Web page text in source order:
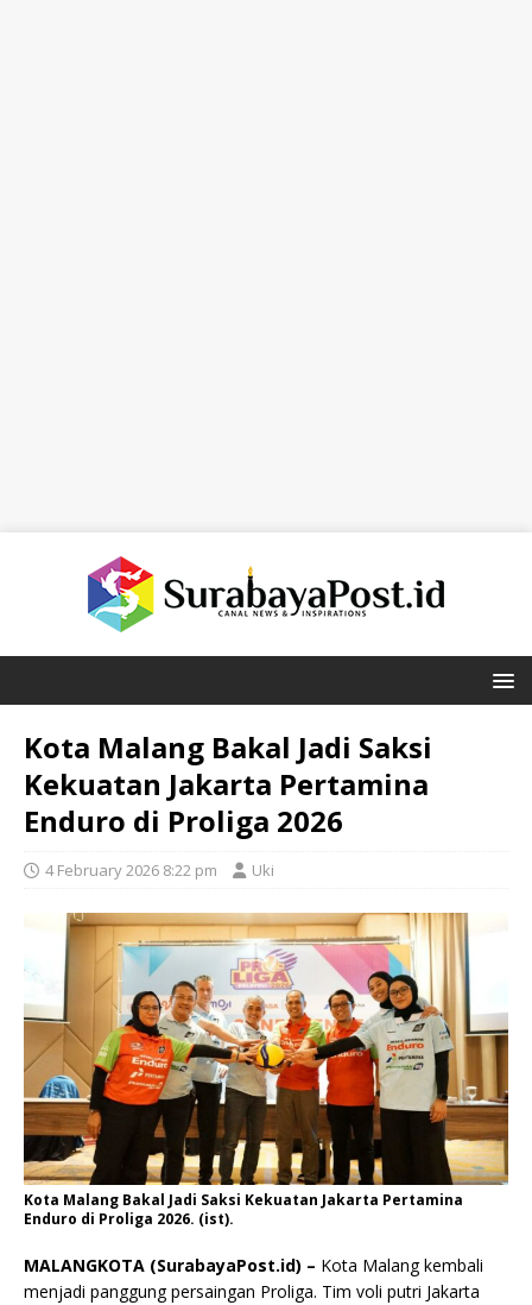
Kota Malang Bakal Jadi Saksi
Kekuatan Jakarta Pertamina
Enduro di Proliga 2026
4 February 2026 8:22 pm Uki
Kota Malang Bakal Jadi Saksi Kekuatan Jakarta Pertamina
Enduro di Proliga 2026. (ist).
MALANGKOTA (SurabayaPost.id) – Kota Malang kembali
menjadi panggung persaingan Proliga. Tim voli putri Jakarta